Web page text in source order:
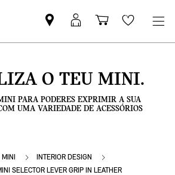
Pesquisar
parceiro
Iniciar
sessão
Carrinho
de
Wishlist
O TEU MINI.
PARA PODERES EXPRIMIR A SUA
UMA VARIEDADE DE ACESSÓRIOS
INTERIOR DESIGN
SELECTOR LEVER GRIP IN LEATHER